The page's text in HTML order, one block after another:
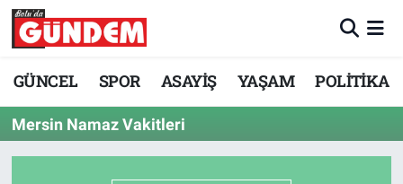
GÜNCEL SPOR ASAYİŞ YAŞAM POLİTİKA
Mersin Namaz Vakitleri
Merkez Nöbetçi Eczaneler
Merkez Hava Durumu
Merkez Trafik Yoğunluk Haritası